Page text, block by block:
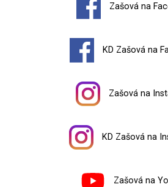
Zašová na
KD Zašová na
Zašová na
KD Zašová na
Zašová na